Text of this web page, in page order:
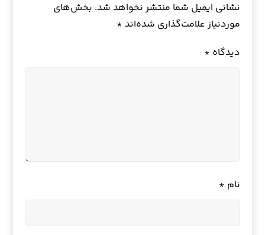
نشانی ایمیل شما منتشر نخواهد شد. بخش‌های
موردنیاز علامت‌گذاری شده‌اند *
دیدگاه *
نام *